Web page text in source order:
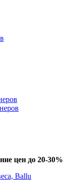
цен до 20-30%